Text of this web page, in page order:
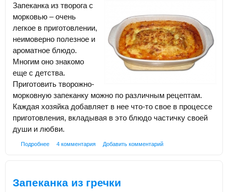
Запеканка из творога с
морковью – очень
легкое в приготовлении,
неимоверно полезное и
ароматное блюдо.
Многим оно знакомо
еще с детства.
Приготовить творожно-
морковную запеканку можно по различным рецептам.
Каждая хозяйка добавляет в нее что-то свое в процессе
приготовления, вкладывая в это блюдо частичку своей
души и любви.
Подробнее 4 комментария Добавить комментарий
Запеканка из гречки